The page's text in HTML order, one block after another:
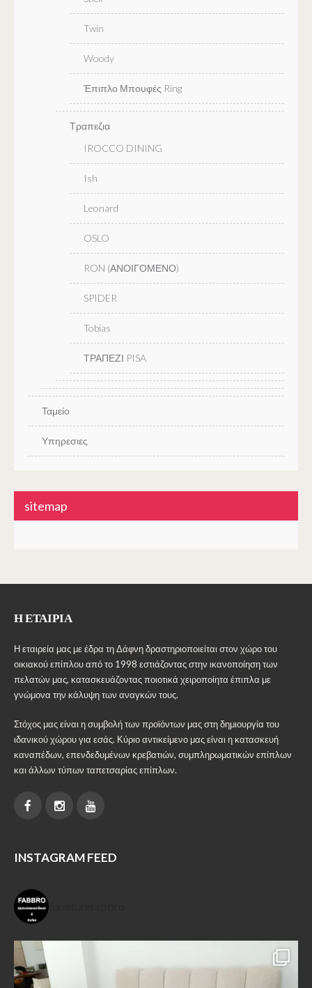
Twin
Woody
Έπιπλο Μπουφές Ring
Τραπεζια
IROCCO DINING
Ish
Leonard
OSLO
RON (ΑΝΟΙΓΟΜΕΝΟ)
SPIDER
Tobias
ΤΡΑΠΕΖΙ PISA
Ταμείο
Υπηρεσιες
sitemap
Η ΕΤΑΙΡΊΑ
Η εταιρεία μας με έδρα τη Δάφνη δραστηριοποιείται στον χώρο του
οικιακού επίπλου από το 1998 εστιάζοντας στην ικανοποίηση των
πελατών μας, κατασκευάζοντας ποιοτικά χειροποίητα έπιπλα με
γνώμονα την κάλυψη των αναγκών τους.
Στόχος μας είναι η συμβολή των προϊόντων μας στη δημιουργία του
ιδανικού χώρου για εσάς. Κύριο αντικείμενο μας είναι η κατασκευή
καναπέδων, επενδεδυμένων κρεβατιών, συμπληρωματικών επίπλων
και άλλων τύπων ταπετσαρίας επίπλων.
INSTAGRAM FEED